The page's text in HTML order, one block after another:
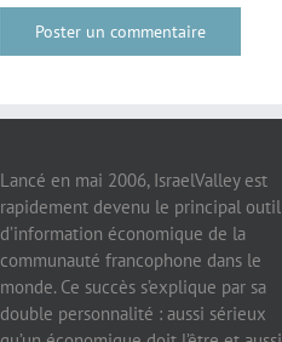
Lancé en mai 2006, IsraelValley est
rapidement devenu le principal outil
d’information économique de la
communauté francophone dans le
monde. Ce succès s’explique par sa
double personnalité : aussi sérieux